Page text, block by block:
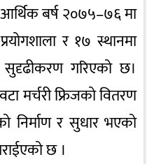
बर्ष २०७५–७६ मा
र १७ स्थानमा
सुदृढीकरण गरिएको छ।
मर्चरी फ्रिजको वितरण
निर्माण र सुधार भएको
छ ।